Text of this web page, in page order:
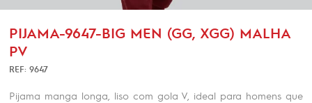
PIJAMA-9647-BIG MEN (GG, XGG) MALHA
PV
REF: 9647
Pijama manga longa, liso com gola V, ideal para homens que